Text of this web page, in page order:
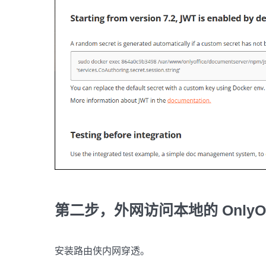
第二步，外网访问本地的
安装路由侠内网穿透。